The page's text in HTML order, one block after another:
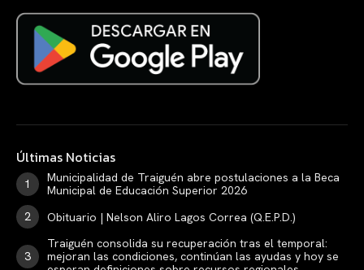
Últimas Noticias
Municipalidad de Traiguén abre postulaciones a la Beca
Municipal de Educación Superior 2026
Obituario | Nelson Aliro Lagos Correa (Q.E.P.D.)
Traiguén consolida su recuperación tras el temporal:
mejoran las condiciones, continúan las ayudas y hoy se